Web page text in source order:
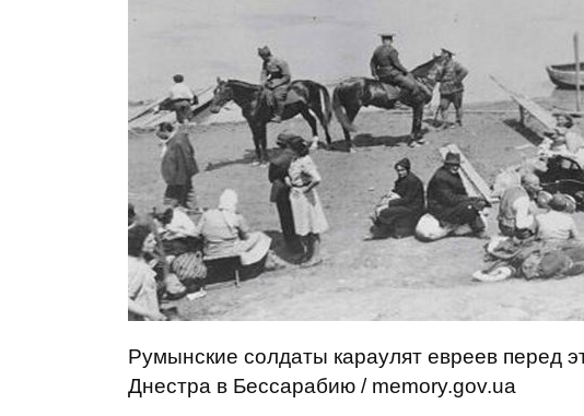
Румынские солдаты караулят евреев перед
Днестра в Бессарабию / memory.gov.ua